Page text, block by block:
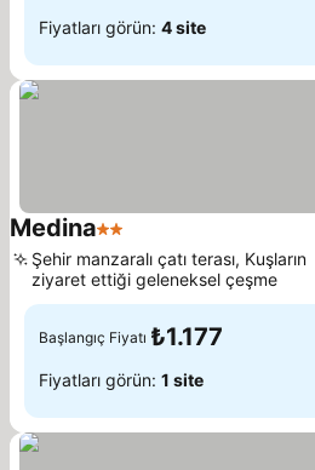
Fiyatları görün: 4 site
Medina2 Yıldız
Şehir manzaralı çatı terası, Kuşların
ziyaret ettiği geleneksel çeşme
Başlangıç Fiyatı ₺1.177
Fiyatları görün: 1 site